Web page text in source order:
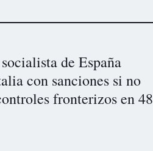
de España
con sanciones si no
fronterizos en 48